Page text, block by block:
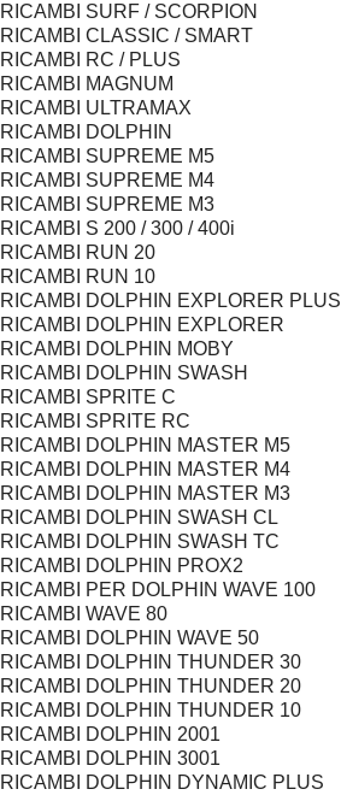
RICAMBI SURF / SCORPION
RICAMBI CLASSIC / SMART
RICAMBI RC / PLUS
RICAMBI MAGNUM
RICAMBI ULTRAMAX
RICAMBI DOLPHIN
RICAMBI SUPREME M5
RICAMBI SUPREME M4
RICAMBI SUPREME M3
RICAMBI S 200 / 300 / 400i
RICAMBI RUN 20
RICAMBI RUN 10
RICAMBI DOLPHIN EXPLORER PLUS
RICAMBI DOLPHIN EXPLORER
RICAMBI DOLPHIN MOBY
RICAMBI DOLPHIN SWASH
RICAMBI SPRITE C
RICAMBI SPRITE RC
RICAMBI DOLPHIN MASTER M5
RICAMBI DOLPHIN MASTER M4
RICAMBI DOLPHIN MASTER M3
RICAMBI DOLPHIN SWASH CL
RICAMBI DOLPHIN SWASH TC
RICAMBI DOLPHIN PROX2
RICAMBI PER DOLPHIN WAVE 100
RICAMBI WAVE 80
RICAMBI DOLPHIN WAVE 50
RICAMBI DOLPHIN THUNDER 30
RICAMBI DOLPHIN THUNDER 20
RICAMBI DOLPHIN THUNDER 10
RICAMBI DOLPHIN 2001
RICAMBI DOLPHIN 3001
RICAMBI DOLPHIN DYNAMIC PLUS